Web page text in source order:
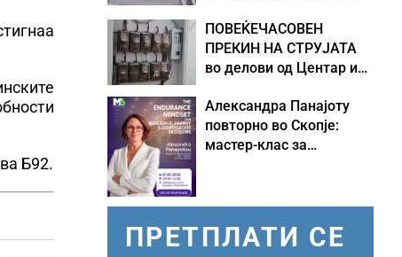
Б92.
ПОВЕЌЕЧАСОВЕН
ПРЕКИН НА СТРУЈАТА
во делови од Центар и
Александра Панајоту
повторно во Скопје:
мастер-клас за
ПРЕТПЛАТИ СЕ